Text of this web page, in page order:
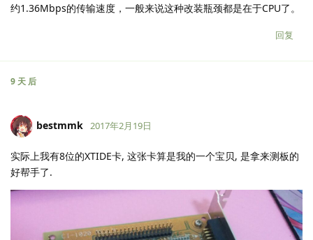
约1.36Mbps的传输速度，一般来说这种改装瓶颈都是在于CPU了。
回复
9 天 后
bestmmk 2017年2月19日
实际上我有8位的XTIDE卡, 这张卡算是我的一个宝贝, 是拿来测板的
好帮手了.